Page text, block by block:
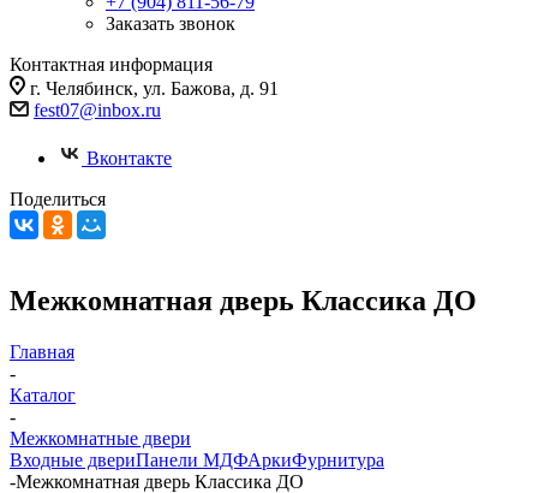
Заказать звонок
Контактная информация
г. Челябинск, ул. Бажова, д. 91
fest07@inbox.ru
Вконтакте
Поделиться
Межкомнатная дверь Классика ДО
Главная
-
Каталог
-
Межкомнатные двери
Входные двериПанели МДФАркиФурнитура
-Межкомнатная дверь Классика ДО